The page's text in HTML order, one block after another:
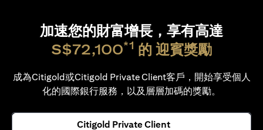
加速您的財富增長，享有高達
S$72,100*1 的 迎賓獎勵
成為Citigold或Citigold Private Client客戶，開始享受個人
化的國際銀行服務，以及層層加碼的獎勵。
Citigold Private Client